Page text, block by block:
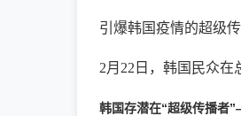
引爆韩国疫情的超级
2月22日，韩国民众在
韩国存潜在“超级传播者